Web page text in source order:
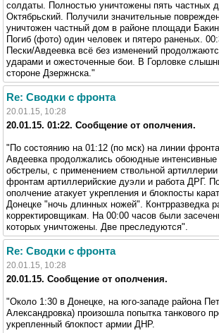
солдаты. Полностью уничтожены пять частных
Октябрьский. Получили значительные
уничтожен частный дом в районе площади
Погиб (фото) один человек и пятеро раненых.
Пески/Авдеевка всё без изменений
ударами и ожесточенные бои. В Горловке
стороне Дзержнска."
Re: Сводки с фронта
20.01.15, 10:28
20.01.15. 01:22. Сообщение от ополчения.
"По состоянию на 01:12 (по мск) на линии
Авдеевка продолжались обоюдные интенсивные
обстрелы, с применением ствольной
фронтам артиллерийские дуэли и работа ДРГ.
ополчение атакует укрепления и блокпосты
Донецке "ночь длинных ножей". Контрразведка
корректировщикам. На 00:00 часов были
которых уничтожены. Две преследуются".
Re: Сводки с фронта
20.01.15, 10:28
20.01.15. Сообщение от ополчения.
"Около 1:30 в Донецке, на юго-западе района
Александровка) произошла попытка танкового
укрепленный блокпост армии ДНР.